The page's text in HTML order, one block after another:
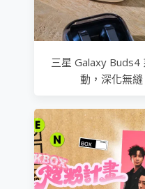
三星 Galaxy Buds4
動，深化無